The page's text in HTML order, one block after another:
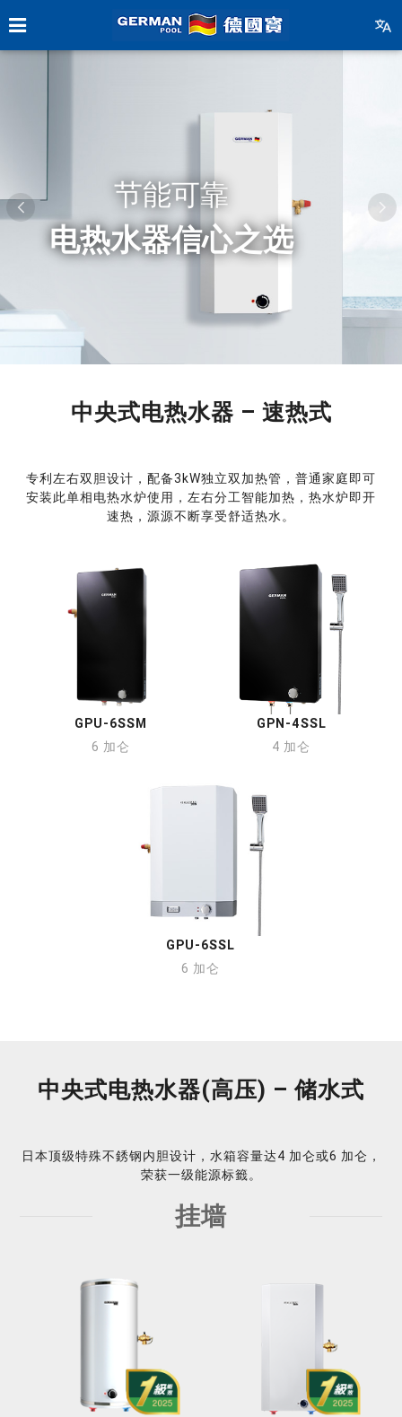
十年内胆保用
节能可靠
电热水器信心之选
十年内胆保用
中央式电热水器 – 速热式
专利左右双胆设计，配备3kW独立双加热管，普通家庭即可
安装此单相电热水炉使用，左右分工智能加热，热水炉即开
速热，源源不断享受舒适热水。
GPU-6SSM
6 加仑
GPN-4SSL
4 加仑
GPU-6SSL
6 加仑
中央式电热水器(高压) – 储水式
日本顶级特殊不銹钢内胆设计，水箱容量达4 加仑或6 加仑，
荣获一级能源标籤。
挂墙